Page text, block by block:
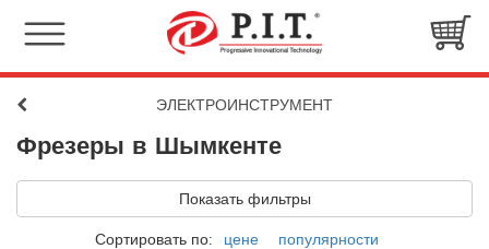
ЭЛЕКТРОИНСТРУМЕНТ
Фрезеры в Шымкенте
Показать фильтры
Сортировать по: цене популярности